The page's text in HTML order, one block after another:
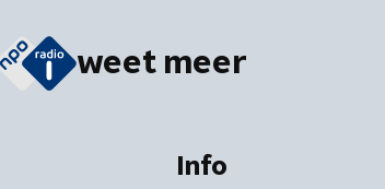
weet meer
Info